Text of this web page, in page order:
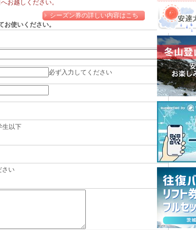
お越しください。
シーズン券の詳しい内容はこち
使いください。
必ず入力してください
生以下
さい